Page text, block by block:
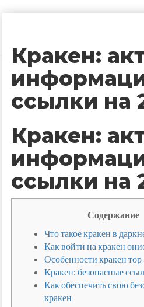
Кракен:
ссылки на
Кракен:
ссылки на
Содержание
Что такое кракен в
Как войти на кракен
Особенности кракен тор
Кракен: безопасные
Как обеспечить свою
кракен